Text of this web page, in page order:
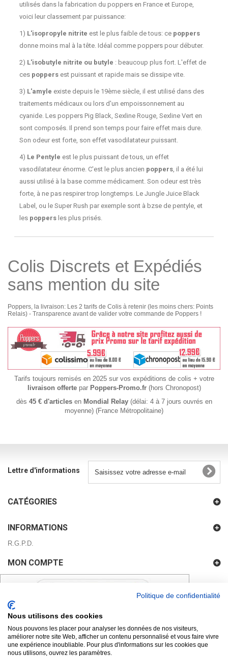
utilisés dans la fabrication du poppers en France et Europe,
voici leur classement par puissance:
1) L'isopropyle nitrite est le plus faible de tous: ce poppers
donne moins mal à la tête. Idéal comme poppers pour débuter.
2) L'isobutyle nitrite ou butyle : beaucoup plus fort. L'effet de
ces poppers est puissant et rapide mais se dissipe vite.
3) L'amyle existe depuis le 19ème siècle, il est utilisé dans des
traitements médicaux ou lors d'un empoissonnement au
cyanide. Les poppers Pig Black, Sexline Rouge, Sexline Vert en
sont composés. Il prend son temps pour faire effet mais dure.
Son odeur est forte, son effet vasodilatateur puissant.
4) Le Pentyle est le plus puissant de tous, un effet
vasodilatateur énorme. C'est le plus ancien poppers, il a été lui
aussi utilisé à la base comme médicament. Son odeur est très
forte, à ne pas respirer trop longtemps. Le Jungle Juice Black
Label, ou le Super Rush par exemple sont à bzse de pentyle, et
les poppers les plus prisés.
Colis Discrets et Expédiés
sans mention du site
Poppers, la livraison: Les 2 tarifs de Colis à retenir (les moins chers: Points
Relais) - Transparence avant de valider votre commande de Poppers !
Tarifs toujours remisés en 2025 sur vos expéditions de colis + votre
livraison offertepar Poppers-Promo.fr (hors Chronopost)
dès 45 € d'articles enMondial Relay(délai: 4 à 7 jours ouvrés en
moyenne) (France Métropolitaine)
Lettre d'informations
CATÉGORIES
INFORMATIONS
R.G.P.D.
MON COMPTE
Politique de confidentialité
Nous utilisons des cookies
Nous pouvons les placer pour analyser les données de nos visiteurs,
améliorer notre site Web, afficher un contenu personnalisé et vous faire vivre
une expérience inoubliable. Pour plus d'informations sur les cookies que
nous utilisons, ouvrez les paramètres.